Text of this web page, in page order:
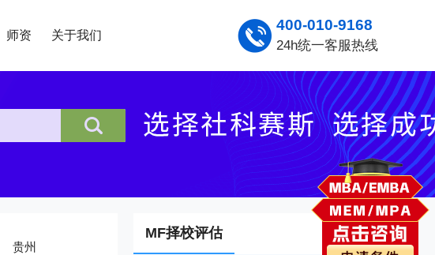
师资 关于我们
400-010-9168
24h统一客服热线
贵州
MF择校评估